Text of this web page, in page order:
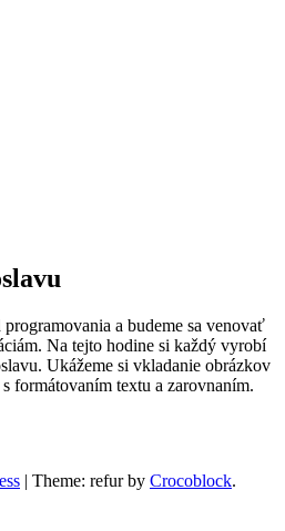
a budeme sa venovať
Na tejto hodine si každý vyrobí
Ukážeme si vkladanie obrázkov
formátovaním textu a zarovnaním.
| Theme: refur by Crocoblock.